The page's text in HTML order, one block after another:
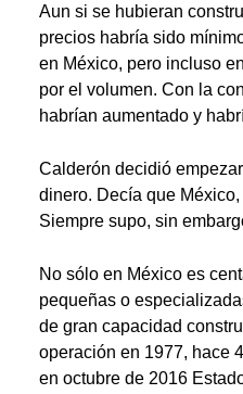
Aun si se hubieran
precios habría sido
en México, pero incluso
por el volumen. Con la
habrían aumentado y
Calderón decidió
dinero. Decía que
Siempre supo, sin
No sólo en México es
pequeñas o
de gran capacidad
operación en 1977, hace
en octubre de 2016